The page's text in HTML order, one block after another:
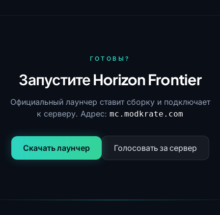
ГОТОВЫ?
Запустите Horizon Frontier
Официальный лаунчер ставит сборку и подключает
к серверу. Адрес: mc.modkrate.com
Скачать лаунчер Голосовать за сервер